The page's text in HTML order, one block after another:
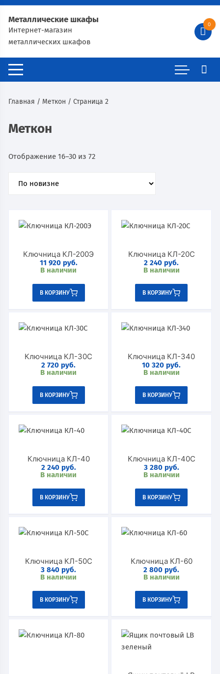
Металлические шкафы
Интернет-магазин
металлических шкафов
0
Главная / Меткон / Страница 2
Меткон
Отображение 16–30 из 72
Ключница КЛ-200Э
11 920 руб.
В наличии
В КОРЗИНУ
Ключница КЛ-20C
2 240 руб.
В наличии
В КОРЗИНУ
Ключница КЛ-30C
2 720 руб.
В наличии
В КОРЗИНУ
Ключница КЛ-340
10 320 руб.
В наличии
В КОРЗИНУ
Ключница КЛ-40
2 240 руб.
В наличии
В КОРЗИНУ
Ключница КЛ-40C
3 280 руб.
В наличии
В КОРЗИНУ
Ключница КЛ-50C
3 840 руб.
В наличии
В КОРЗИНУ
Ключница КЛ-60
2 800 руб.
В наличии
В КОРЗИНУ